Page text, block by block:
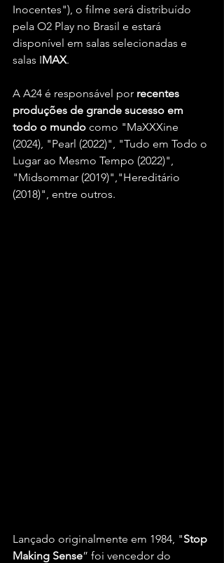
Inocentes"), o filme será distribuído
pela O2 Play no Brasil e estará
disponível em salas selecionadas e
salas IMAX.
A A24 é responsável por recentes
produções de grande sucesso em
todo o mundo como "MaXXXine
(2024), "Pearl (2022)", "Tudo em Todo o
Lugar ao Mesmo Tempo (2022)",
"Midsommar (2019)","Hereditário
(2018)", entre outros.
Lançado originalmente em 1984, "Stop
Making Sense” foi vencedor do